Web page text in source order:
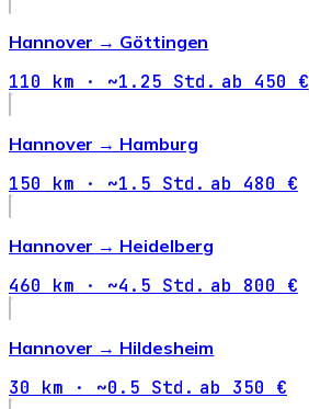
Hannover → Göttingen
110 km · ~1.25 Std. ab 450 €
Hannover → Hamburg
150 km · ~1.5 Std. ab 480 €
Hannover → Heidelberg
460 km · ~4.5 Std. ab 800 €
Hannover → Hildesheim
30 km · ~0.5 Std. ab 350 €